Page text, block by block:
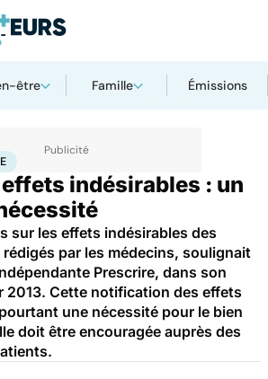
être Famille Émissions
indésirables : un
sur les effets indésirables des
par les médecins, soulignait
Prescrire, dans son
2013. Cette notification des effets
une nécessité pour le bien
doit être encouragée auprès des